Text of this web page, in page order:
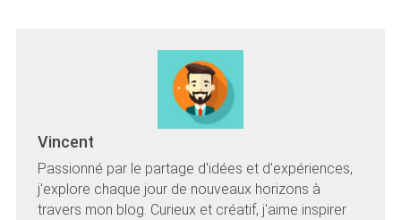
Vincent
Passionné par le partage d'idées et d'expériences,
j'explore chaque jour de nouveaux horizons à
travers mon blog. Curieux et créatif, j'aime inspirer